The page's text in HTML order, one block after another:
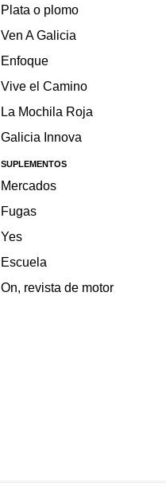
Plata o plomo
Ven A Galicia
Enfoque
Vive el Camino
La Mochila Roja
Galicia Innova
SUPLEMENTOS
Mercados
Fugas
Yes
Escuela
On, revista de motor